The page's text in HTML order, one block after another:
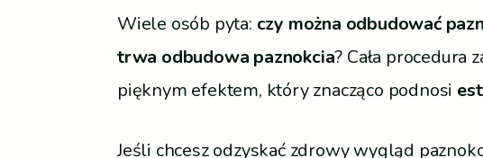
Wiele osób pyta: czy można odbudować
trwa odbudowa paznokcia? Cała procedura
pięknym efektem, który znacząco podnosi
Jeśli chcesz odzyskać zdrowy wygląd